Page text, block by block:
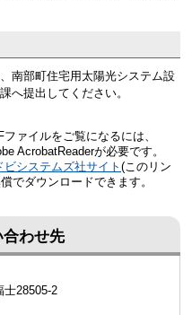
南部町住宅用太陽光システム設
へ提出してください。
ファイルをご覧になるには、
AcrobatReaderが必要です。
ビシステムズ社サイト(このリン
でダウンロードできます。
合わせ先
士28505-2